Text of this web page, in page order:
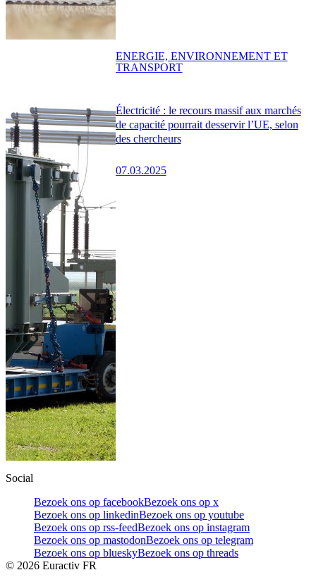
Électricité : le recours massif aux marchés
de capacité pourrait desservir l’UE, selon
des chercheurs
07.03.2025
ENERGIE, ENVIRONNEMENT ET
TRANSPORT
Social
Bezoek ons op facebookBezoek ons op x
Bezoek ons op linkedinBezoek ons op youtube
Bezoek ons op rss-feedBezoek ons op instagram
Bezoek ons op mastodonBezoek ons op telegram
Bezoek ons op blueskyBezoek ons op threads
© 2026 Euractiv FR